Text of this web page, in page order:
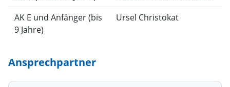
AK E und Anfänger (bis
9 Jahre)
Ursel Christokat
Ansprechpartner